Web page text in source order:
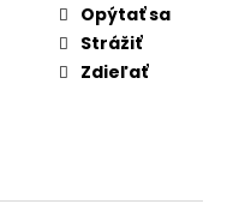
Opýtať sa
Strážiť
Zdieľať